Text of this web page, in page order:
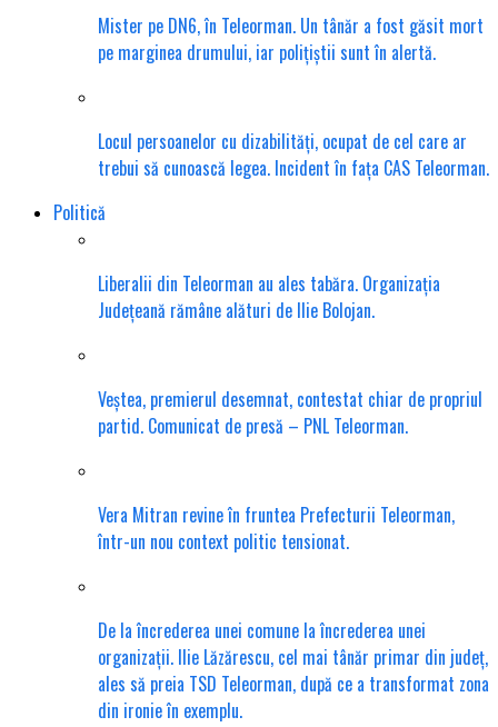
Mister pe DN6, în Teleorman. Un tânăr a fost găsit mort
pe marginea drumului, iar polițiștii sunt în alertă.
Locul persoanelor cu dizabilități, ocupat de cel care ar
trebui să cunoască legea. Incident în fața CAS Teleorman.
Politică
Liberalii din Teleorman au ales tabăra. Organizația
Județeană rămâne alături de Ilie Bolojan.
Veștea, premierul desemnat, contestat chiar de propriul
partid. Comunicat de presă – PNL Teleorman.
Vera Mitran revine în fruntea Prefecturii Teleorman,
într-un nou context politic tensionat.
De la încrederea unei comune la încrederea unei
organizații. Ilie Lăzărescu, cel mai tânăr primar din județ,
ales să preia TSD Teleorman, după ce a transformat zona
din ironie în exemplu.